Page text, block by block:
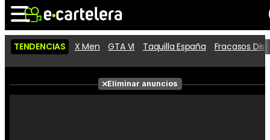
Noticias Cartelera
Películas
TENDENCIAS X Men GTA VI Taquilla España Fracasos
Eliminar anuncios